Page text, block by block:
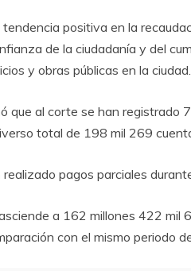
positiva en la
de la ciudadanía y del
y obras públicas en la ciudad.
que al corte se han registrado
total de 198 mil 269
pagos parciales
a 162 millones 422 mil
con el mismo periodo